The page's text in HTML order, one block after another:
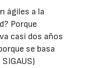
ágiles a la
Porque
casi dos años
se basa